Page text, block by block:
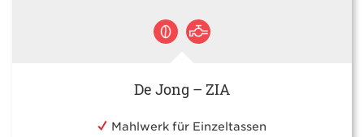
De Jong – ZIA
Mahlwerk für Einzeltassen